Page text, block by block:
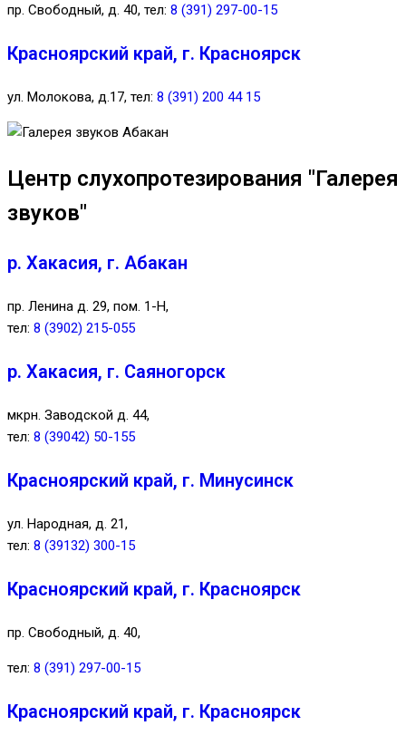
пр. Свободный, д. 40, тел: 8 (391) 297-00-15
Красноярский край, г. Красноярск
ул. Молокова, д.17, тел: 8 (391) 200 44 15
Центр слухопротезирования "Галерея
звуков"
р. Хакасия, г. Абакан
пр. Ленина д. 29, пом. 1-Н,
тел: 8 (3902) 215-055
р. Хакасия, г. Саяногорск
мкрн. Заводской д. 44,
тел: 8 (39042) 50-155
Красноярский край, г. Минусинск
ул. Народная, д. 21,
тел: 8 (39132) 300-15
Красноярский край, г. Красноярск
пр. Свободный, д. 40,
тел: 8 (391) 297-00-15
Красноярский край, г. Красноярск